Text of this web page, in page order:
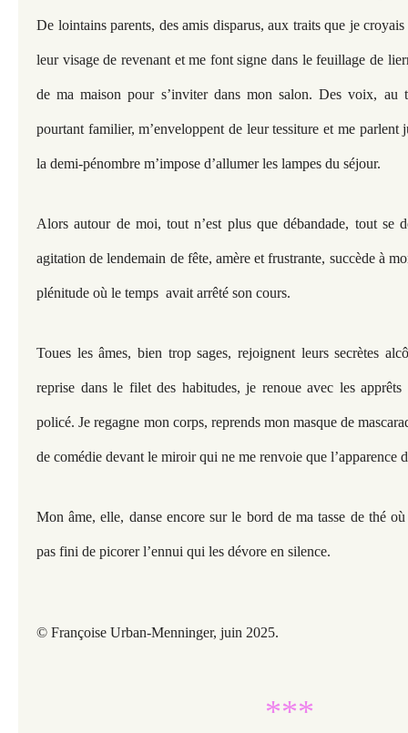
De lointains parents, des amis disparus, aux traits que je
leur visage de revenant et me font signe dans le feuillage de
de ma maison pour s’inviter dans mon salon. Des voix, au
pourtant familier, m’enveloppent de leur tessiture et me parlent
la demi-pénombre m’impose d’allumer les lampes du séjour.
Alors autour de moi, tout n’est plus que débandade, tout se
agitation de lendemain de fête, amère et frustrante, succède à
plénitude où le temps avait arrêté son cours.
Toues les âmes, bien trop sages, rejoignent leurs secrètes
reprise dans le filet des habitudes, je renoue avec les
policé. Je regagne mon corps, reprends mon masque de
de comédie devant le miroir qui ne me renvoie que l’apparence
Mon âme, elle, danse encore sur le bord de ma tasse de thé
pas fini de picorer l’ennui qui les dévore en silence.
© Françoise Urban-Menninger, juin 2025.
***